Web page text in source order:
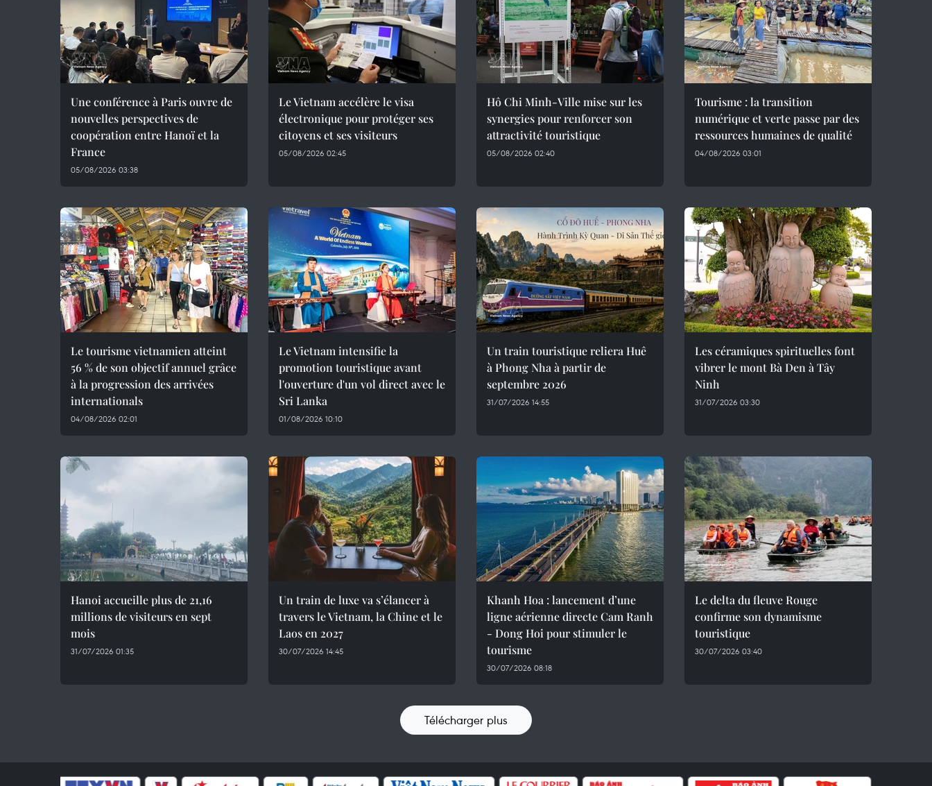
Une conférence à Paris ouvre de
nouvelles perspectives de
coopération entre Hanoï et la
France
05/08/2026 03:38
Le Vietnam accélère le visa
électronique pour protéger ses
citoyens et ses visiteurs
05/08/2026 02:45
Hô Chi Minh-Ville mise sur les
synergies pour renforcer son
attractivité touristique
05/08/2026 02:40
Tourisme : la transition
numérique et verte passe par des
ressources humaines de qualité
04/08/2026 03:01
Le tourisme vietnamien atteint
56 % de son objectif annuel grâce
à la progression des arrivées
internationals
04/08/2026 02:01
Le Vietnam intensifie la
promotion touristique avant
l'ouverture d'un vol direct avec le
Sri Lanka
01/08/2026 10:10
Un train touristique reliera Huê
à Phong Nha à partir de
septembre 2026
31/07/2026 14:55
Les céramiques spirituelles font
vibrer le mont Bà Den à Tây
Ninh
31/07/2026 03:30
Hanoi accueille plus de 21,16
millions de visiteurs en sept
mois ​
31/07/2026 01:35
Un train de luxe va s’élancer à
travers le Vietnam, la Chine et le
Laos en 2027
30/07/2026 14:45
Khanh Hoa : lancement d’une
ligne aérienne directe Cam Ranh
- Dong Hoi pour stimuler le
tourisme
30/07/2026 08:18
Le delta du fleuve Rouge
confirme son dynamisme
touristique
30/07/2026 03:40
Télécharger plus